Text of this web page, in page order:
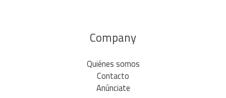
Company
Quiénes somos
Contacto
Anúnciate